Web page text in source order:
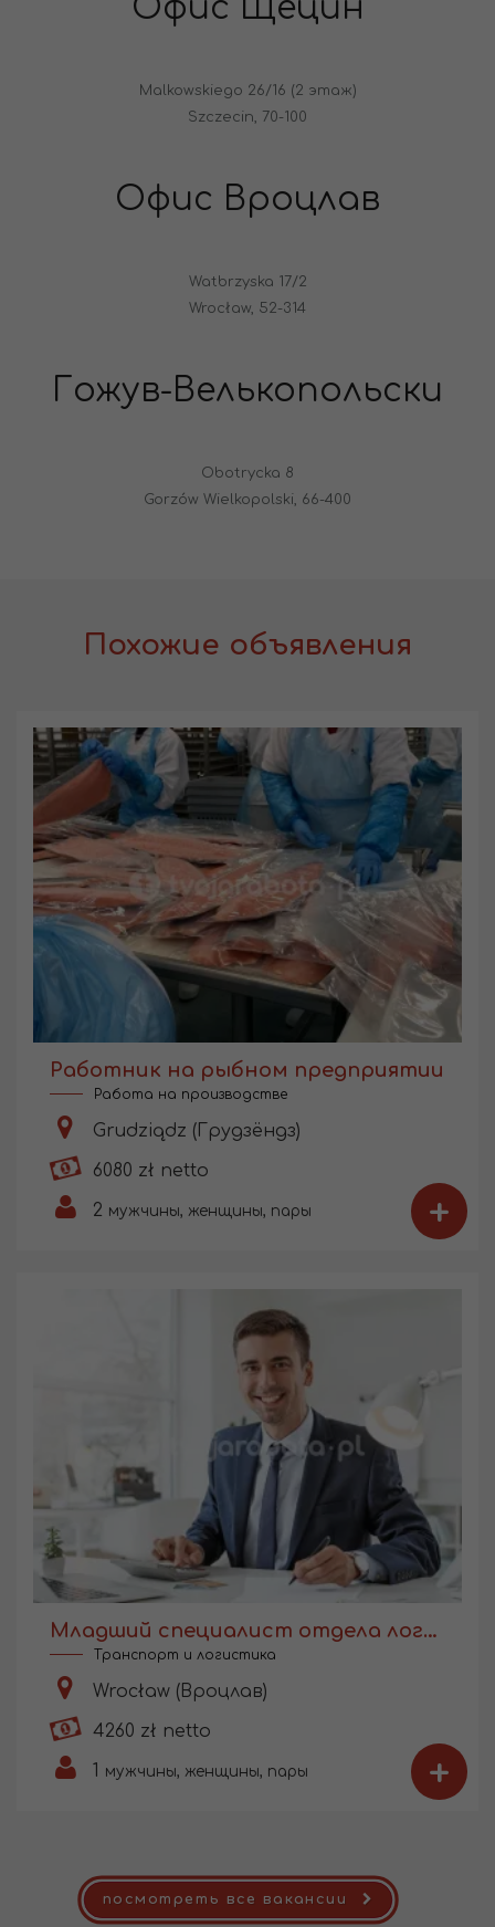
Офис Щецин
Malkowskiego 26/16 (2 этаж)
Szczecin, 70-100
Офис Вроцлав
Watbrzyska 17/2
Wrocław, 52-314
Гожув-Велькопольски
Obotrycka 8
Gorzów Wielkopolski, 66-400
Похожие объявления
Работник на рыбном предприятии
Работа на производстве
Grudziądz (Грудзёндз)
6080 zł netto
2 мужчины, женщины, пары +
Младший специалист отдела логистики
Транспорт и логистика
Wrocław (Вроцлав)
4260 zł netto
мужчины, женщины, пары +
посмотреть все вакансии